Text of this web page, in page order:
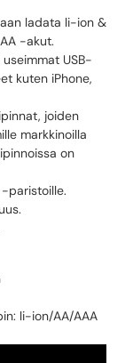
ladata li-ion &
-akut.
USB-
kuten iPhone,
joiden
markkinoilla
on
-paristoille.
li-ion/AA/AAA